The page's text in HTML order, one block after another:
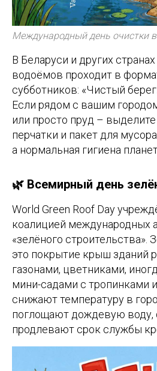
Международный день очистки
В Беларуси и других
водоёмов проходит в
субботников: «Чистый
Если рядом с вашим
или просто пруд –
перчатки и пакет для
а нормальная гигиена
🌿 Всемирный день
World Green Roof Day
коалицией международных
«зелёного
это покрытие крыш зданий
газонами, цветниками,
мини-садами с тропинками
снижают температуру в
поглощают дождевую воду,
продлевают срок службы